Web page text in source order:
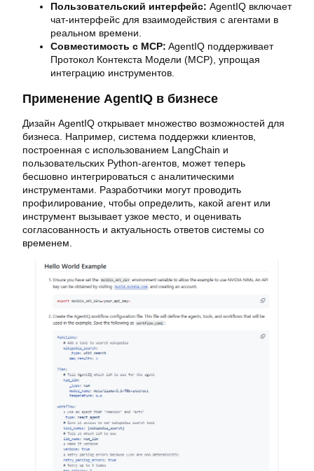
Пользовательский интерфейс: AgentIQ включает
чат-интерфейс для взаимодействия с агентами в
реальном времени.
Совместимость с MCP: AgentIQ поддерживает
Протокол Контекста Модели (MCP), упрощая
интеграцию инструментов.
Применение AgentIQ в бизнесе
Дизайн AgentIQ открывает множество возможностей для
бизнеса. Например, система поддержки клиентов,
построенная с использованием LangChain и
пользовательских Python-агентов, может теперь
бесшовно интегрироваться с аналитическими
инструментами. Разработчики могут проводить
профилирование, чтобы определить, какой агент или
инструмент вызывает узкое место, и оценивать
согласованность и актуальность ответов системы со
временем.